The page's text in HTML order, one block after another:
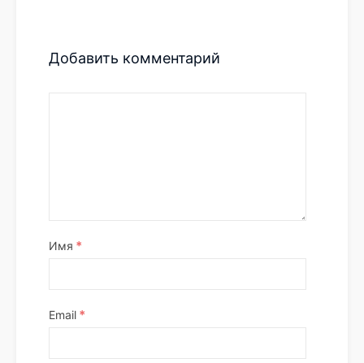
Добавить комментарий
Имя *
Email *